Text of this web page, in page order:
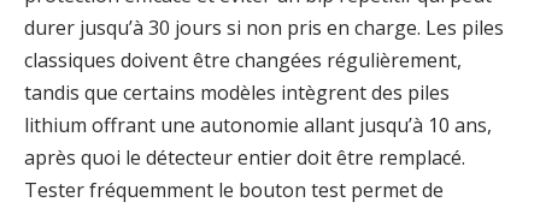
durer jusqu’à 30 jours si non pris en charge. Les piles
classiques doivent être changées régulièrement,
tandis que certains modèles intègrent des piles
lithium offrant une autonomie allant jusqu’à 10 ans,
après quoi le détecteur entier doit être remplacé.
Tester fréquemment le bouton test permet de